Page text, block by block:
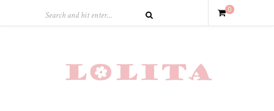
0